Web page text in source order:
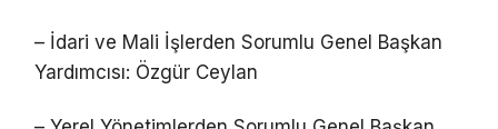
– İdari ve Mali İşlerden Sorumlu Genel Başkan
Yardımcısı: Özgür Ceylan